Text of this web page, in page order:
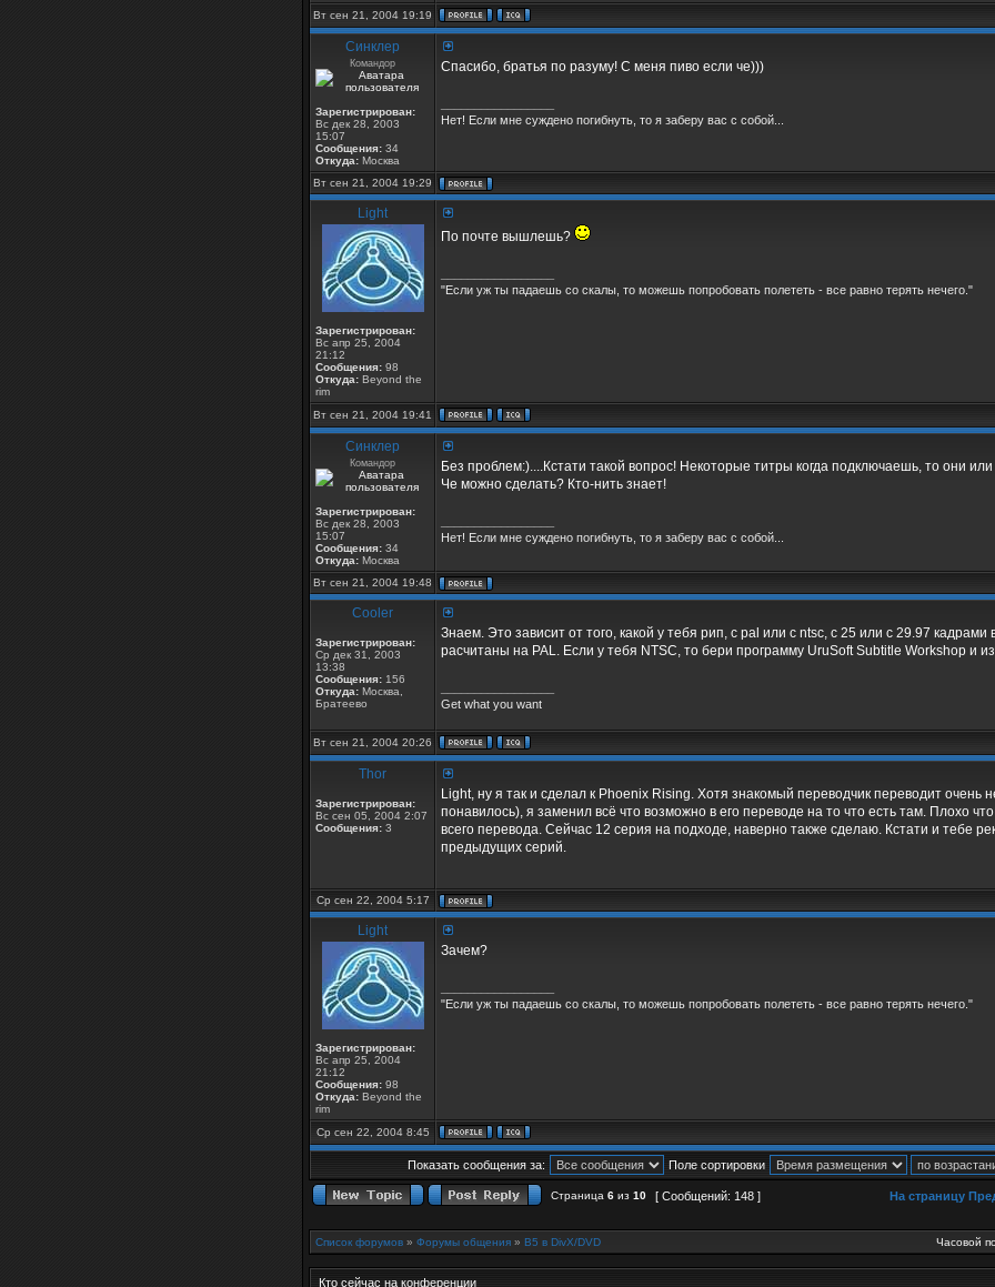
Вт сен 21, 2004 19:19
Синклер
Командор
Зарегистрирован:
Вс дек 28, 2003
15:07
Сообщения: 34
Откуда: Москва
Спасибо, братья по разуму! С меня пиво если че)))
Нет! Если мне суждено погибнуть, то я заберу вас с собой...
Вт сен 21, 2004 19:29
Light
Зарегистрирован:
Вс апр 25, 2004
21:12
Сообщения: 98
Откуда: Beyond the
rim
По почте вышлешь?
"Если уж ты падаешь со скалы, то можешь попробовать полететь - все равно терять нечего."
Вт сен 21, 2004 19:41
Синклер
Командор
Зарегистрирован:
Вс дек 28, 2003
15:07
Сообщения: 34
Откуда: Москва
Без проблем:)....Кстати такой вопрос! Некоторые титры когда подключаешь, то они
Че можно сделать? Кто-нить знает!
Нет! Если мне суждено погибнуть, то я заберу вас с собой...
Вт сен 21, 2004 19:48
Cooler
Зарегистрирован:
Ср дек 31, 2003
13:38
Сообщения: 156
Откуда: Москва,
Братеево
Знаем. Это зависит от того, какой у тебя рип, с pal или с ntsc, с 25 или с 29.97 кадрами
расчитаны на PAL. Если у тебя NTSC, то бери программу UruSoft Subtitle Workshop и
Get what you want
Вт сен 21, 2004 20:26
Thor
Зарегистрирован:
Вс сен 05, 2004 2:07
Сообщения: 3
Light, ну я так и сделал к Phoenix Rising. Хотя знакомый переводчик переводит очень
понавилось), я заменил всё что возможно в его переводе на то что есть там. Плохо
всего перевода. Сейчас 12 серия на подходе, наверно также сделаю. Кстати и тебе
предыдущих серий.
Ср сен 22, 2004 5:17
Light
Зарегистрирован:
Вс апр 25, 2004
21:12
Сообщения: 98
Откуда: Beyond the
rim
Зачем?
"Если уж ты падаешь со скалы, то можешь попробовать полететь - все равно терять нечего."
Ср сен 22, 2004 8:45
Показать сообщения за: Поле сортировки
Страница 6 из 10 [ Сообщений: 148 ] На страницу
Список форумов » Форумы общения » B5 в DivX/DVD Часовой
Кто сейчас на конференции